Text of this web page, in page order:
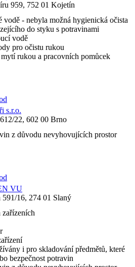
959, 752 01 Kojetín
vodě - nebyla možná hygienická očista
do styku s potravinami
vodě
pro očistu rukou
rukou a pracovních pomůcek
s.r.o.
22, 602 00 Brno
z důvodu nevyhovujících prostor
VU
591/16, 274 01 Slaný
i pro skladování předmětů, které
bezpečnost potravin